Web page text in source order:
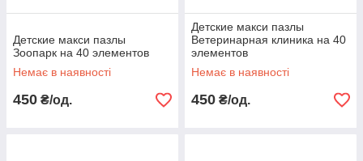
Детские макси пазлы
Зоопарк на 40 элементов
Немає в наявності
450 ₴/од.
Детские макси пазлы
Ветеринарная клиника на 40
элементов
Немає в наявності
450 ₴/од.